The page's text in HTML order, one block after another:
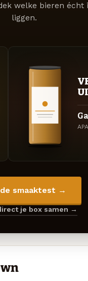
welke bieren écht
liggen.
smaaktest →
je box samen →